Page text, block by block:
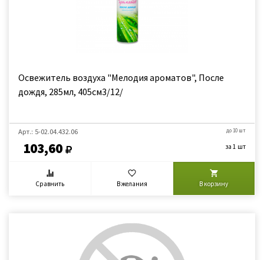
Освежитель воздуха "Мелодия ароматов", После
дождя, 285мл, 405см3/12/
Арт.: 5-02.04.432.06
103,60
до 10 шт
за 1 шт
Сравнить В желания В корзину